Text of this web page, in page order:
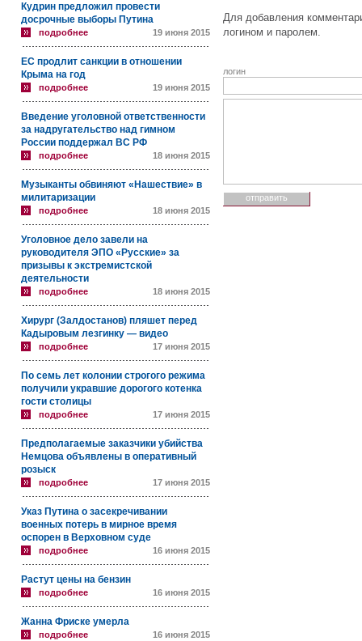
Кудрин предложил провести
досрочные выборы Путина
подробнее 19 июня 2015
ЕС продлит санкции в отношении
Крыма на год
подробнее 19 июня 2015
Введение уголовной ответственности
за надругательство над гимном
России поддержал ВС РФ
подробнее 18 июня 2015
Музыканты обвиняют «Нашествие» в
милитаризации
подробнее 18 июня 2015
Уголовное дело завели на
руководителя ЭПО «Русские» за
призывы к экстремистской
деятельности
подробнее 18 июня 2015
Хирург (Залдостанов) пляшет перед
Кадыровым лезгинку — видео
подробнее 17 июня 2015
По семь лет колонии строгого режима
получили укравшие дорогого котенка
гости столицы
подробнее 17 июня 2015
Предполагаемые заказчики убийства
Немцова объявлены в оперативный
розыск
подробнее 17 июня 2015
Указ Путина о засекречивании
военных потерь в мирное время
оспорен в Верховном суде
подробнее 16 июня 2015
Растут цены на бензин
подробнее 16 июня 2015
Жанна Фриске умерла
подробнее 16 июня 2015
Для добавления
логином и паролем.
логин